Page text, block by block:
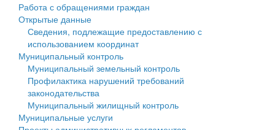
Антимонопольный комплаенс
Противодействие коррупции
Муниципальные программы
Контрольно-счетная палата
Персональные данные
Оценка регулирующего воздействия
Деятельность МУ
Работа с обращениями граждан
Открытые данные
Сведения, подлежащие предоставлению с
использованием координат
Муниципальный контроль
Муниципальный земельный контроль
Профилактика нарушений требований
законодательства
Муниципальный жилищный контроль
Муниципальные услуги